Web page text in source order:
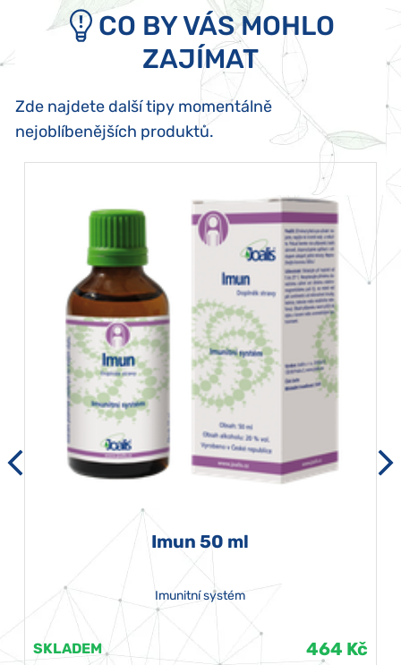
CO BY VÁS MOHLO
ZAJÍMAT
Zde najdete další tipy momentálně
nejoblíbenějších produktů.
Imun 50 ml
Imunitní systém
SKLADEM 464 Kč